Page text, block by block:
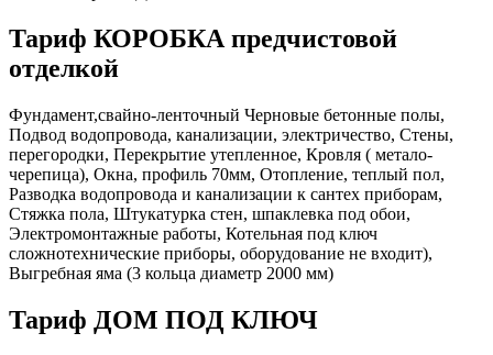
Тариф КОРОБКА предчистовой
отделкой
Фундамент,свайно-ленточный Черновые бетонные полы,
Подвод водопровода, канализации, электричество, Стены,
перегородки, Перекрытие утепленное, Кровля ( метало-
черепица), Окна, профиль 70мм, Отопление, теплый пол,
Разводка водопровода и канализации к сантех приборам,
Стяжка пола, Штукатурка стен, шпаклевка под обои,
Электромонтажные работы, Котельная под ключ
сложнотехнические приборы, оборудование не входит),
Выгребная яма (3 кольца диаметр 2000 мм)
Тариф ДОМ ПОД КЛЮЧ